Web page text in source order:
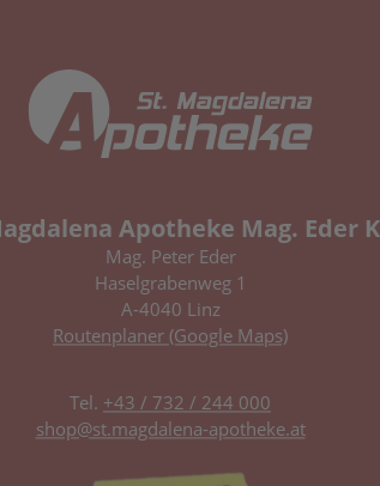
Apotheke Mag. Eder
Mag. Peter Eder
Haselgrabenweg 1
A-4040 Linz
Routenplaner (Google Maps)
Tel. +43 / 732 / 244 000
shop@st.magdalena-apotheke.at